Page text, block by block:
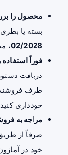
محصول را
بسته یا بطری
02/2028،
فوراً
دریافت
طرف
خودداری
مراجه به
صرفاً از
خود در